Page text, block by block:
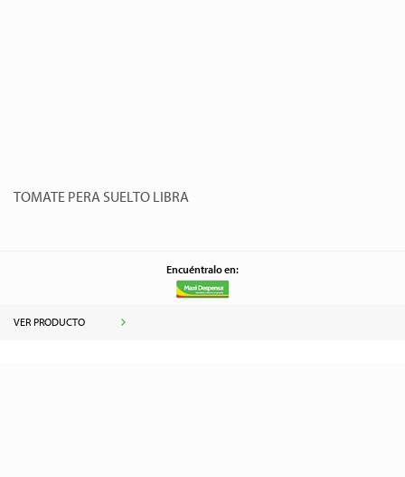
TOMATE PERA SUELTO LIBRA
Encuéntralo en:
VER PRODUCTO